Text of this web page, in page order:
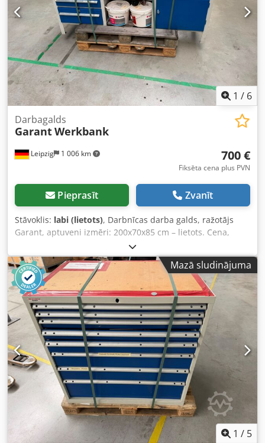
1 / 6
Leipzig 1 006 km
Darbagalds
GarantWerkbank
700 €
Fiksēta cena plus PVN
Pieprasīt Zvanīt
Stāvoklis: labi (lietots), Darbnīcas darba galds, ražotājs
Garant, aptuveni izmēri: 200x70x85 cm – lietots. Cena,
sākot no atrašanās vietas: 700 € (bez PVN)! Ražotājs: Garant
Tips: nezināms Ražošanas gads: nezināms Izmēri:
aptuveni: 200x70x85 cm 4 atvilktnes un vienas durvis, 1
plaukts Stāvoklis: labs Pieejams: uzreiz Codpfx Anjzp Rwio
Iorf Atrašanās vieta: Leipciga
Mazā sludinājuma
1 / 5